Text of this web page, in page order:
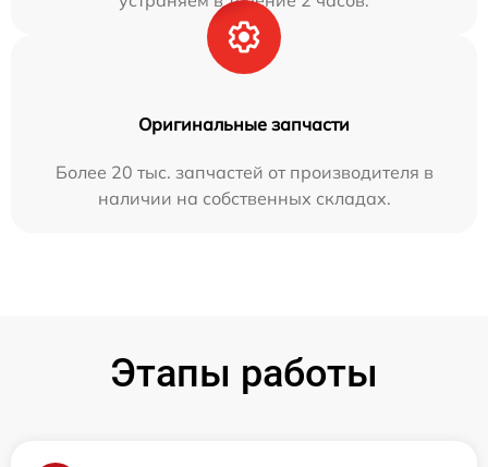
Оригинальные запчасти
Более 20 тыс. запчастей от производителя в
наличии на собственных складах.
Этапы работы